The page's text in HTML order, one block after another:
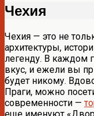
Чехия
Чехия — это не
архитектуры,
легенду. В каждом
вкус, и ежели вы
будет никому.
Праги, можно
современности —
еще именуют